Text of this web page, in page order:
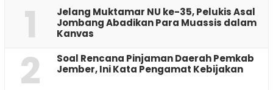
1
Jelang Muktamar NU ke-35, Pelukis Asal
Jombang Abadikan Para Muassis dalam
Kanvas
2
‎Soal Rencana Pinjaman Daerah Pemkab
Jember, Ini Kata Pengamat Kebijakan ‎